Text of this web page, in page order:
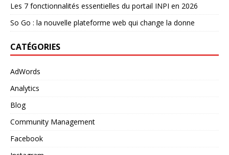
Les 7 fonctionnalités essentielles du portail INPI en 2026
So Go : la nouvelle plateforme web qui change la donne
CATÉGORIES
AdWords
Analytics
Blog
Community Management
Facebook